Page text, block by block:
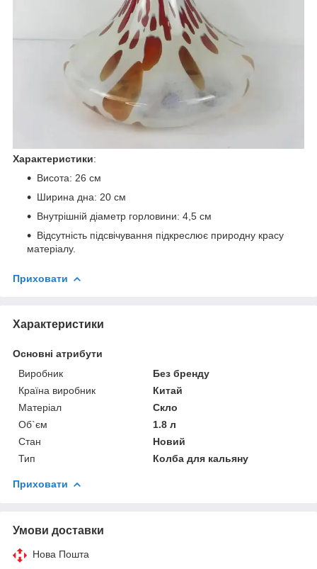
Характеристики:
Висота: 26 см
Ширина дна: 20 см
Внутрішній діаметр горловини: 4,5 см
Відсутність підсвічування підкреслює природну красу
матеріалу.
Приховати
Характеристики
Основні атрибути
Виробник
Без бренду
Країна виробник
Китай
Матеріал
Скло
Об`єм
1.8 л
Стан
Новий
Тип
Колба для кальяну
Приховати
Умови доставки
Нова Пошта